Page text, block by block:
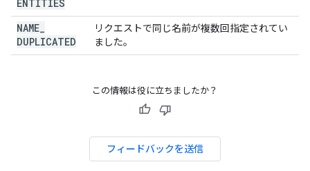
ENTITIES
NAME
DUPLICATED
リクエストで同じ名前が複数回指定されてい
ました。
この情報は役に立ちましたか？
フィードバックを送信